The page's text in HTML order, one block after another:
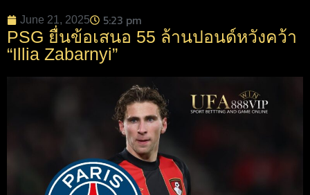
June 21, 2025 5:23 pm
PSG ยื่นข้อเสนอ 55 ล้านปอนด์หวังคว้า
“Illia Zabarnyi”